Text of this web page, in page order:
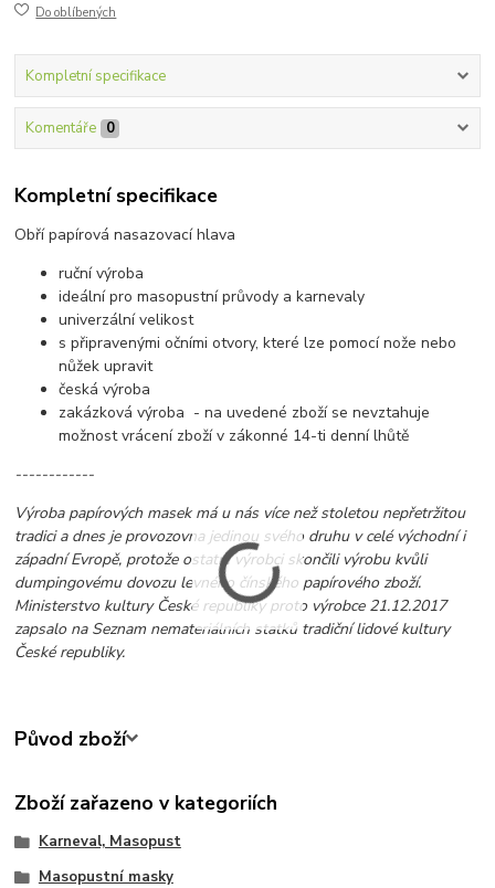
Do oblíbených
Kompletní specifikace
Komentáře 0
Kompletní specifikace
Obří papírová nasazovací hlava
ruční výroba
ideální pro masopustní průvody a karnevaly
univerzální velikost
s připravenými očními otvory, které lze pomocí nože nebo
nůžek upravit
česká výroba
zakázková výroba - na uvedené zboží se nevztahuje
možnost vrácení zboží v zákonné 14-ti denní lhůtě
------------
Výroba papírových masek má u nás více než stoletou nepřetržitou
tradici a dnes je provozovna jedinou svého druhu v celé východní i
západní Evropě, protože ostatní výrobci skončili výrobu kvůli
dumpingovému dovozu levného čínského papírového zboží.
Ministerstvo kultury České republiky proto výrobce 21.12.2017
zapsalo na Seznam nemateriálních statků tradiční lidové kultury
České republiky.
Původ zboží
Zboží zařazeno v kategoriích
Karneval, Masopust
Masopustní masky